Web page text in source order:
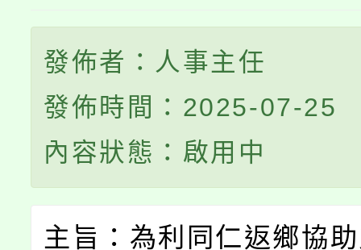
發佈者：人事主任
發佈時間：2025-07-25
內容狀態：啟用中
主旨：為利同仁返鄉協